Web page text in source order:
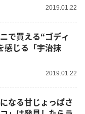
2019.01.22
で買える“ゴディ
感じる「宇治抹
2019.01.22
なる甘じょっぱさ